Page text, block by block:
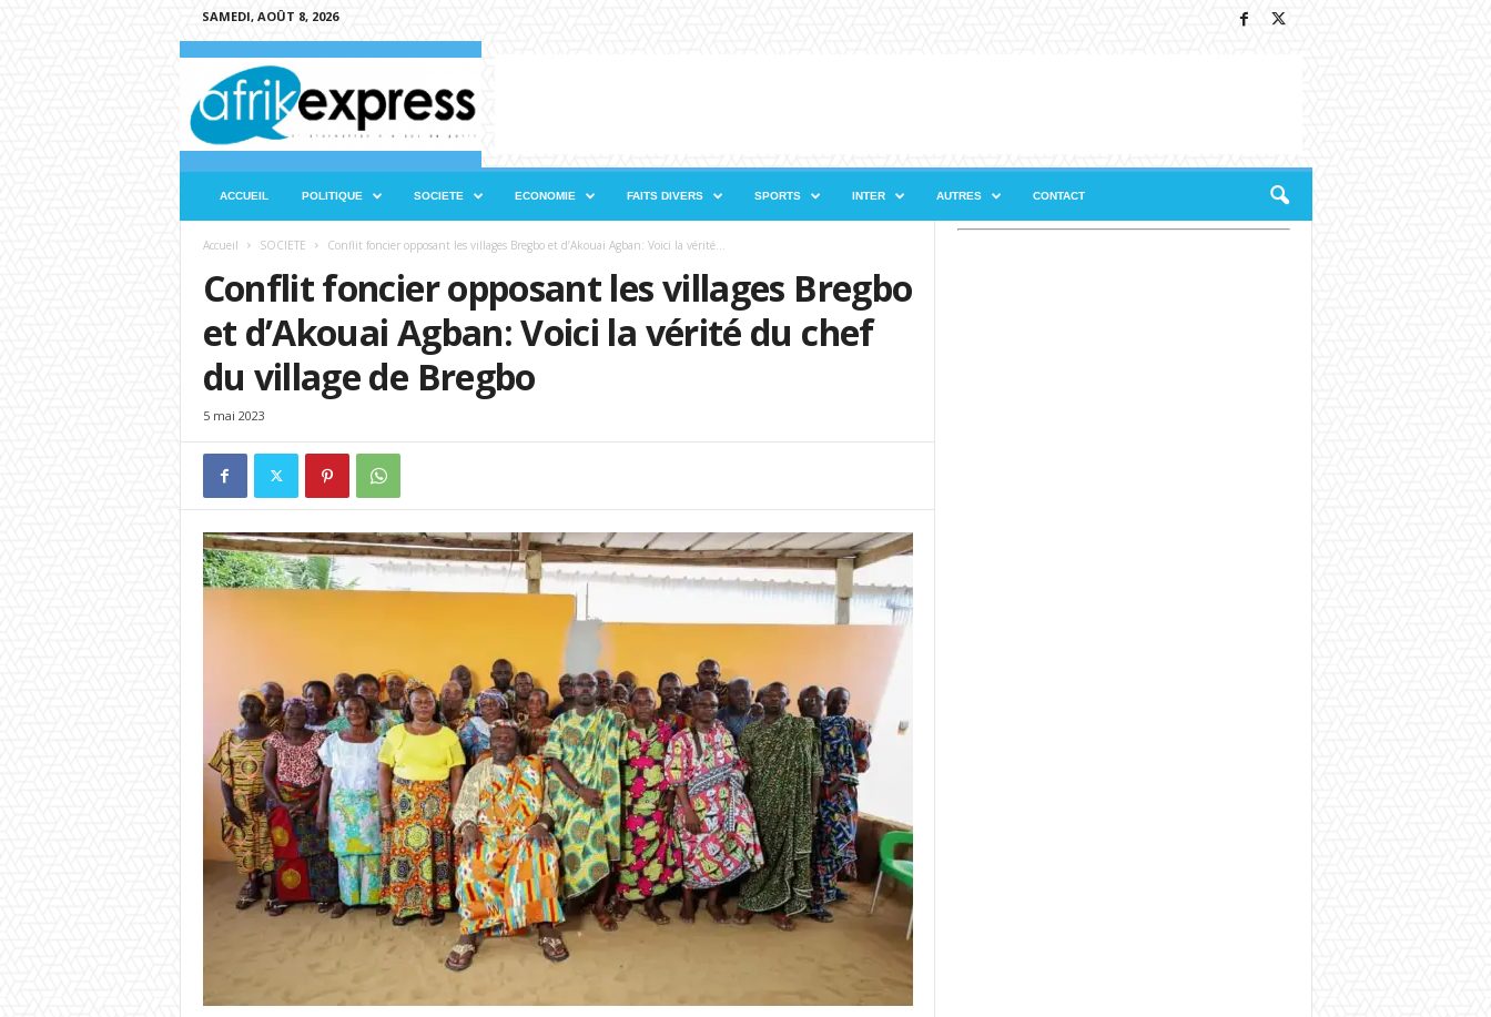
SAMEDI, AOÛT 8, 2026
e
ACCUEIL POLITIQUE SOCIETE ECONOMIE FAITS DIVERS SPORTS INTER AUTRES CONTACT
Accueil SOCIETE Conflit foncier opposant les villages Bregbo et d’Akouai Agban: Voici la vérité...
Conflit foncier opposant les villages Bregbo
et d’Akouai Agban: Voici la vérité du chef
du village de Bregbo
5 mai 2023